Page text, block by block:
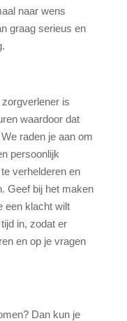
naar wens
graag serieus en
is
waardoor dat
raden je aan om
persoonlijk
verhelderen en
Geef bij het maken
een klacht wilt
in, zodat er
en op je vragen
Dan kun je